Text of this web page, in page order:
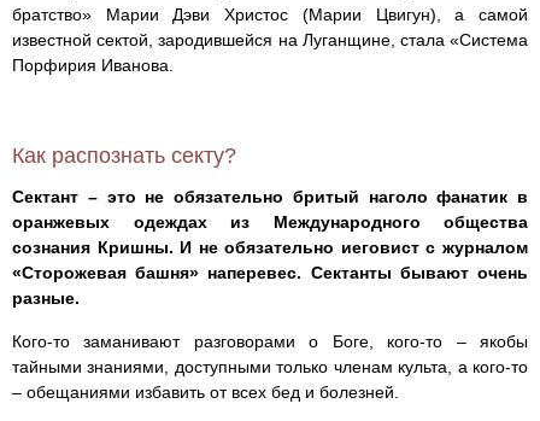
братство» Марии Дэви Христос (Марии Цвигун), а самой
известной сектой, зародившейся на Луганщине, стала «Система
Порфирия Иванова.
Как распознать секту?
Сектант – это не обязательно бритый наголо фанатик в
оранжевых одеждах из Международного общества
сознания Кришны. И не обязательно иеговист с журналом
«Сторожевая башня» наперевес. Сектанты бывают очень
разные.
Кого-то заманивают разговорами о Боге, кого-то – якобы
тайными знаниями, доступными только членам культа, а кого-то
– обещаниями избавить от всех бед и болезней.